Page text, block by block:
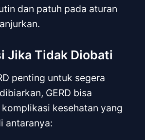
dan patuh pada aturan
Jika Tidak Diobati
penting untuk segera
GERD bisa
kesehatan yang
antaranya: